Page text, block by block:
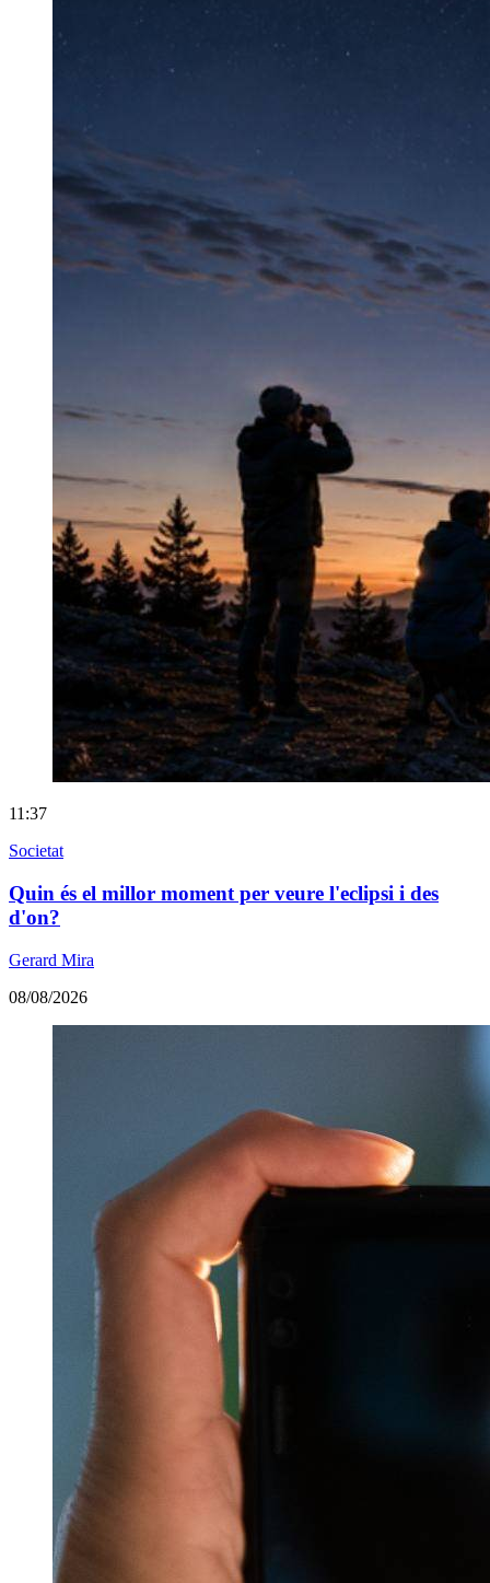
11:37
Societat
Quin és el millor moment per veure l'eclipsi i des
d'on?
Gerard Mira
08/08/2026